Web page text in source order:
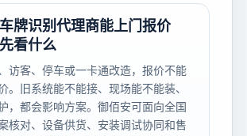
牌识别代理商能上门报价
看什么
访客、停车或一卡通改造，报价不能
。旧系统能不能接、现场能不能装、
，都会影响方案。御佰安可面向全国
核对、设备供货、安装调试协同和售